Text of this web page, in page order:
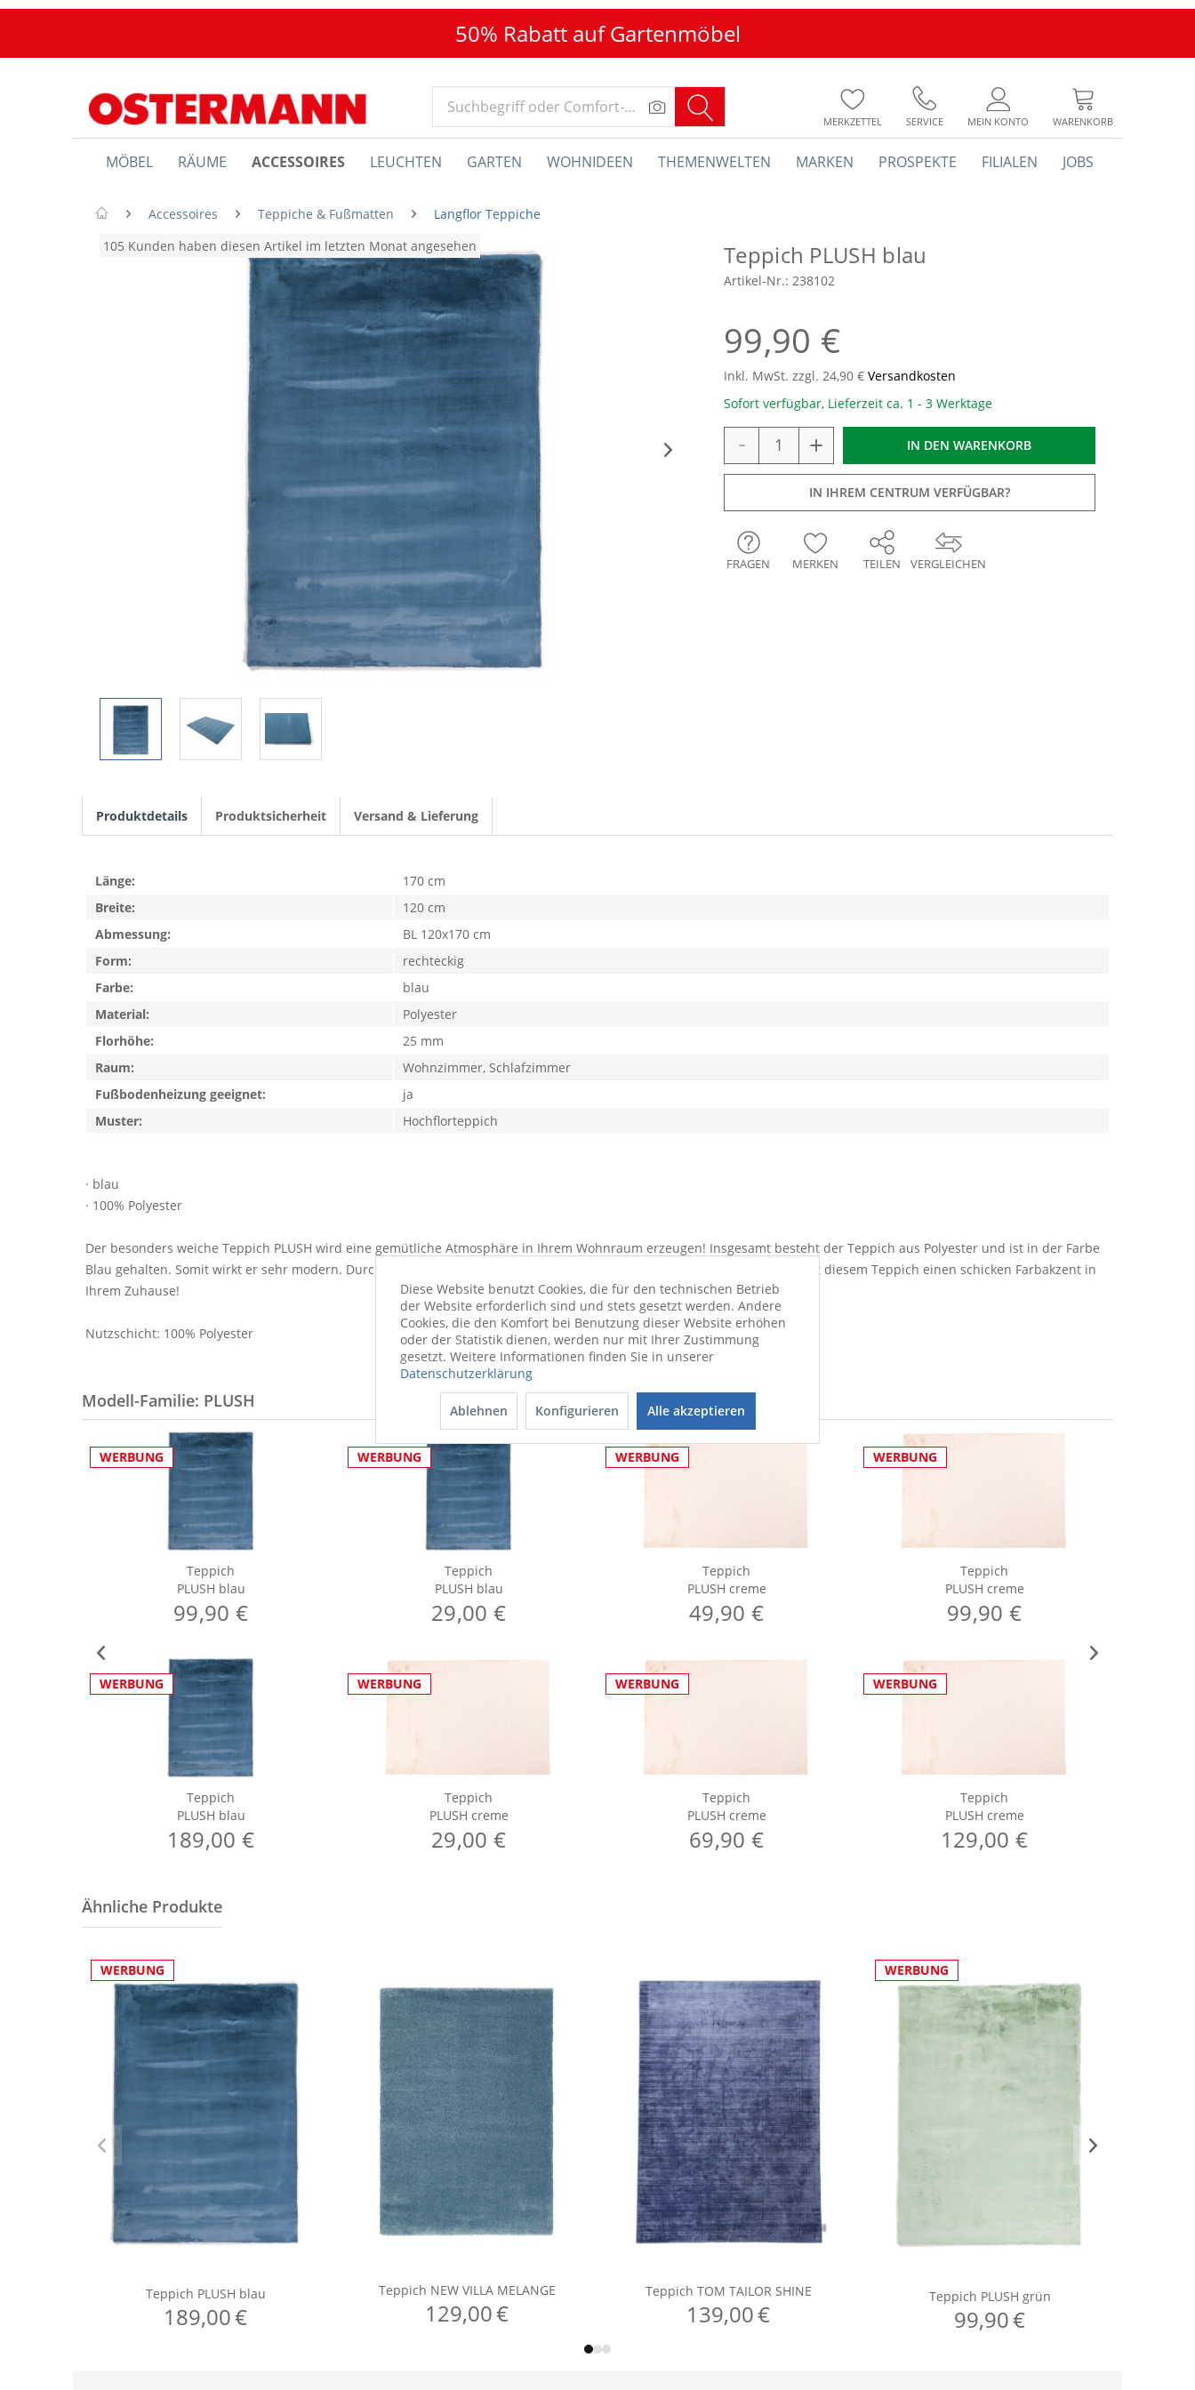
50% Rabatt auf Gartenmöbel
MERKZETTEL SERVICE MEIN KONTO WARENKORB
MÖBEL RÄUME ACCESSOIRES LEUCHTEN GARTEN WOHNIDEEN THEMENWELTEN MARKEN PROSPEKTE FILIALEN JOBS
Accessoires Teppiche & Fußmatten
Langflor Teppiche
105 Kunden haben diesen Artikel im letzten Monat angesehen
Teppich PLUSH blau
Artikel-Nr.: 238102
99,90 €
Inkl. MwSt. zzgl. 24,90 € Versandkosten
Sofort verfügbar, Lieferzeit ca. 1 - 3 Werktage
- + IN DEN WARENKORB
IN IHREM CENTRUM VERFÜGBAR?
VERGLEICHEN
FRAGEN MERKEN TEILEN
Produktdetails Produktsicherheit Versand & Lieferung
· blau
· 100% Polyester
Der besonders weiche Teppich PLUSH wird eine gemütliche Atmosphäre in Ihrem Wohnraum erzeugen! Insgesamt besteht der Teppich aus Polyester und ist in der Farbe
Blau gehalten. Somit wirkt er sehr modern. Durch das flauschige Material werden Ihre Füße schön gewärmt. Setzen Sie mit diesem Teppich einen schicken Farbakzent in
Ihrem Zuhause!
Nutzschicht: 100% Polyester
Länge:
170 cm
Breite:
120 cm
Abmessung:
BL 120x170 cm
Form:
rechteckig
Farbe:
blau
Material:
Polyester
Florhöhe:
25 mm
Raum:
Wohnzimmer, Schlafzimmer
Fußbodenheizung geeignet:
ja
Muster:
Hochflorteppich
Modell-Familie: PLUSH
WERBUNG
Teppich
PLUSH blau
99,90 €
WERBUNG
Teppich
PLUSH blau
189,00 €
WERBUNG
Teppich
PLUSH blau
29,00 €
WERBUNG
Teppich
PLUSH creme
29,00 €
WERBUNG
Teppich
PLUSH creme
49,90 €
WERBUNG
Teppich
PLUSH creme
69,90 €
WERBUNG
Teppich
PLUSH creme
99,90 €
WERBUNG
Teppich
PLUSH creme
129,00 €
Diese Website benutzt Cookies, die für den technischen Betrieb
der Website erforderlich sind und stets gesetzt werden. Andere
Cookies, die den Komfort bei Benutzung dieser Website erhöhen
oder der Statistik dienen, werden nur mit Ihrer Zustimmung
gesetzt. Weitere Informationen finden Sie in unserer
Datenschutzerklärung
Ablehnen Konfigurieren Alle akzeptieren